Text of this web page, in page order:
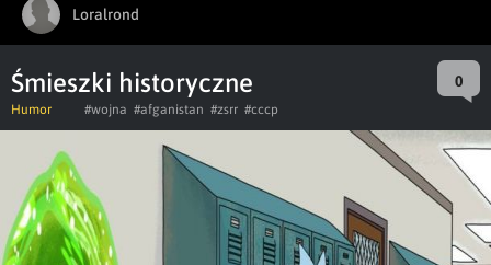
Loralrond
Śmieszki historyczne 0
Humor #wojna #afganistan #zsrr #cccp